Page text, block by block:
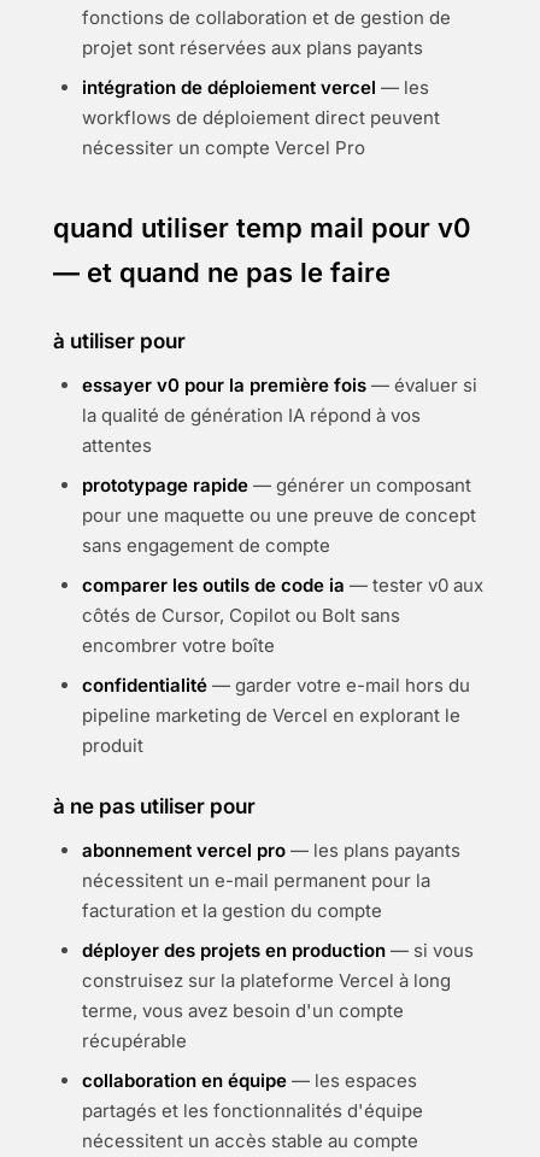
fonctions de collaboration et de gestion de
projet sont réservées aux plans payants
intégration de déploiement vercel — les
workflows de déploiement direct peuvent
nécessiter un compte Vercel Pro
quand utiliser temp mail pour v0
— et quand ne pas le faire
à utiliser pour
essayer v0 pour la première fois — évaluer si
la qualité de génération IA répond à vos
attentes
prototypage rapide — générer un composant
pour une maquette ou une preuve de concept
sans engagement de compte
comparer les outils de code ia — tester v0 aux
côtés de Cursor, Copilot ou Bolt sans
encombrer votre boîte
confidentialité — garder votre e-mail hors du
pipeline marketing de Vercel en explorant le
produit
à ne pas utiliser pour
abonnement vercel pro — les plans payants
nécessitent un e-mail permanent pour la
facturation et la gestion du compte
déployer des projets en production — si vous
construisez sur la plateforme Vercel à long
terme, vous avez besoin d'un compte
récupérable
collaboration en équipe — les espaces
partagés et les fonctionnalités d'équipe
nécessitent un accès stable au compte